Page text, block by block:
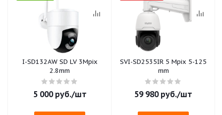
I-SD132AW SD LV 3Mpix
2.8mm
5 000руб./шт
SVI-SD2535IR 5 Mpix 5-125
mm
59 980руб./шт